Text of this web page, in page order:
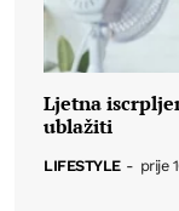
Ljetna
ublažiti
LIFESTYLE - prije